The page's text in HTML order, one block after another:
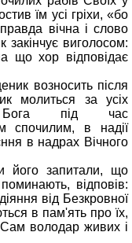
їм усі гріхи, «бо
вічна і слово
виголосом:
що хор відповідає
возносить після
молиться за усіх
Бога під час
спочилим, в надії
в надрах Вічного
його запитали, що
відповів:
від Безкровної
в пам'ять про їх,
володар живих і